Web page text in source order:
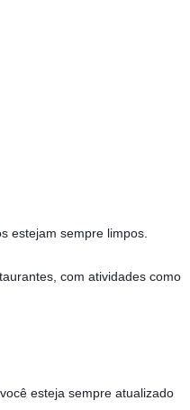
estejam sempre limpos.
com atividades como
esteja sempre atualizado